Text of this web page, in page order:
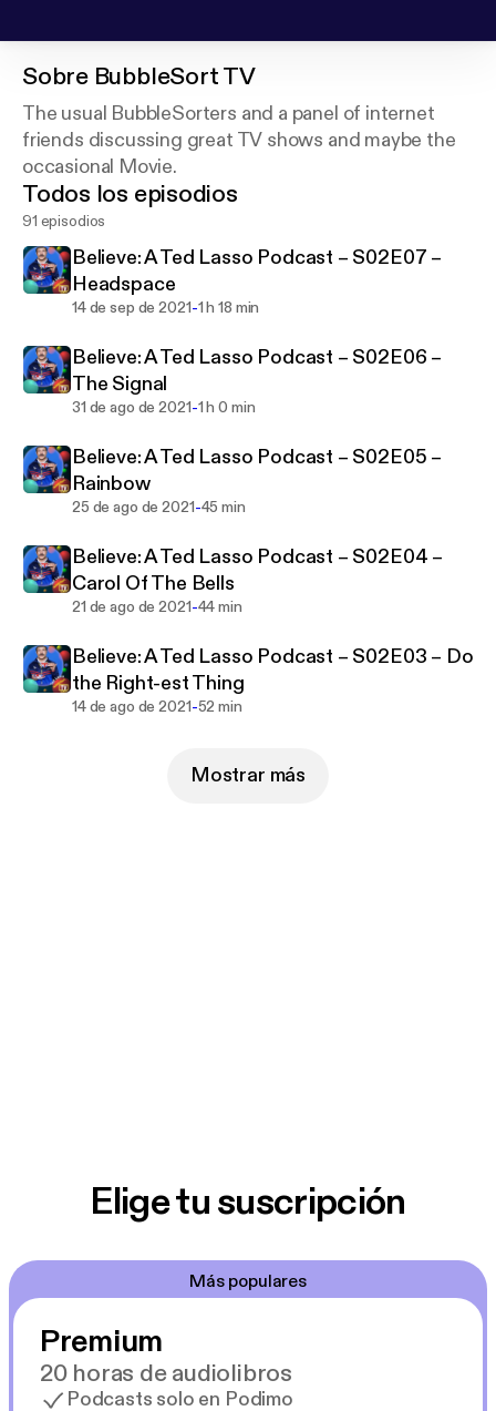
Sobre BubbleSort TV
The usual BubbleSorters and a panel of internet
friends discussing great TV shows and maybe the
occasional Movie.
Todos los episodios
91 episodios
Believe: A Ted Lasso Podcast – S02E07 –
Headspace
14 de sep de 2021-1 h 18 min
Believe: A Ted Lasso Podcast – S02E06 –
The Signal
31 de ago de 2021-1 h 0 min
Believe: A Ted Lasso Podcast – S02E05 –
Rainbow
25 de ago de 2021-45 min
Believe: A Ted Lasso Podcast – S02E04 –
Carol Of The Bells
21 de ago de 2021-44 min
Believe: A Ted Lasso Podcast – S02E03 – Do
the Right-est Thing
14 de ago de 2021-52 min
Mostrar más
Elige tu suscripción
Más populares
Premium
20 horas de audiolibros
Podcasts solo en Podimo